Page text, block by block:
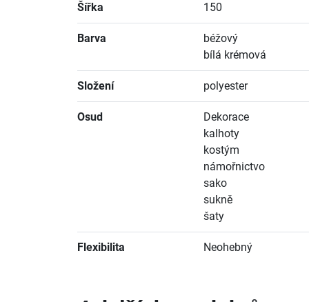
Šířka 150
Barva
béžový
bílá krémová
Složení polyester
Osud
Dekorace
kalhoty
kostým
námořnictvo
sako
sukně
šaty
Flexibilita Neohebný